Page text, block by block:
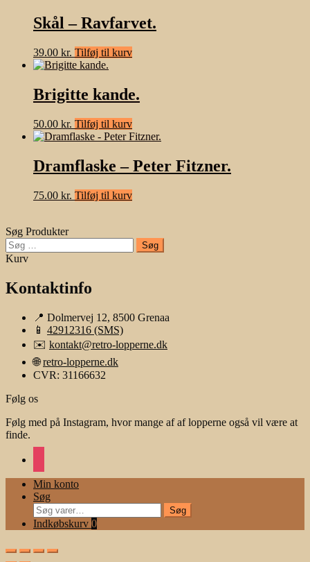
Skål – Ravfarvet.
39.00 kr. Tilføj til kurv
Brigitte kande.
50.00 kr. Tilføj til kurv
Dramflaske – Peter Fitzner.
75.00 kr. Tilføj til kurv
Søg Produkter
Søg
efter:
Kurv
Kontaktinfo
📍 Dolmervej 12, 8500 Grenaa
📱 42912316 (SMS)
✉️ kontakt@retro-lopperne.dk
🌐retro-lopperne.dk
CVR: 31166632
Følg os
Følg med på Instagram, hvor mange af af lopperne også vil være at
finde.
Min konto
Søg
Søg
efter:
Søg
Indkøbskurv 0